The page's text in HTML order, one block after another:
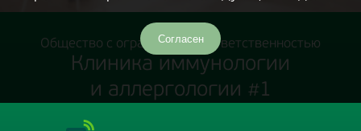
Согласен
Общество с ограниченной ответственностью
Клиника иммунологии
и аллергологии #1